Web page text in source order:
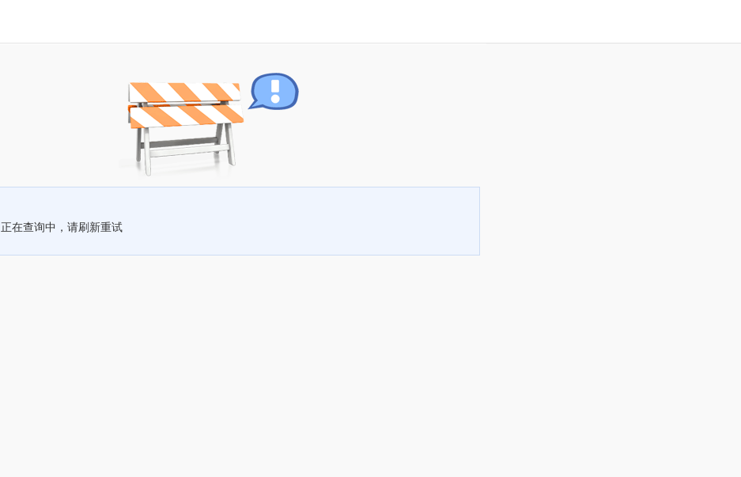
正在查询中，请刷新重试